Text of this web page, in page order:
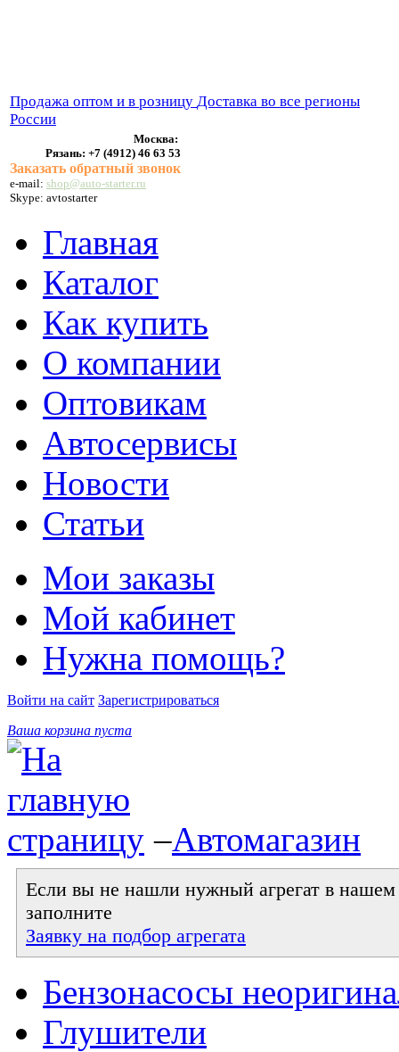
Продажа оптом и в розницу Доставка во все регионы
России
Москва:
Рязань: +7 (4912) 46 63 53
Заказать обратный звонок
e-mail: shop@auto-starter.ru
Skype: avtostarter
Главная
Каталог
Как купить
О компании
Оптовикам
Автосервисы
Новости
Статьи
Мои заказы
Мой кабинет
Нужна помощь?
Войти на сайт Зарегистрироваться
Ваша корзина пуста
–Автомагазин
Если вы не нашли нужный агрегат в нашем
заполните
Заявку на подбор агрегата
Бензонасосы
Глушители